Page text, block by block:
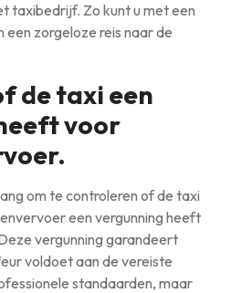
taxibedrijf. Zo kunt u met een
zorgeloze reis naar de
de taxi een
voor
om te controleren of de taxi
een vergunning heeft
vergunning garandeert
voldoet aan de vereiste
standaarden, maar